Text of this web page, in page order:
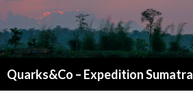
Quarks&Co – Expedition Sumatra